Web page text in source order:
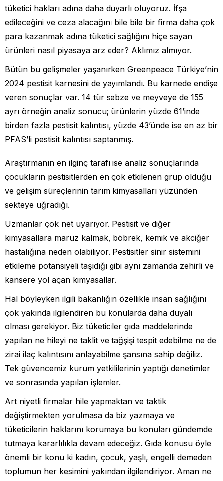
tüketici hakları adına daha duyarlı oluyoruz. İfşa
edileceğini ve ceza alacağını bile bile bir firma daha çok
para kazanmak adına tüketici sağlığını hiçe sayan
ürünleri nasıl piyasaya arz eder? Aklımız almıyor.
Bütün bu gelişmeler yaşanırken Greenpeace Türkiye’nin
2024 pestisit karnesini de yayımlandı. Bu karnede endişe
veren sonuçlar var. 14 tür sebze ve meyveye de 155
ayrı örneğin analiz sonucu; ürünlerin yüzde 61’inde
birden fazla pestisit kalıntısı, yüzde 43’ünde ise en az bir
PFAS’li pestisit kalıntısı saptanmış.
Araştırmanın en ilginç tarafı ise analiz sonuçlarında
çocukların pestisitlerden en çok etkilenen grup olduğu
ve gelişim süreçlerinin tarım kimyasalları yüzünden
sekteye uğradığı.
Uzmanlar çok net uyarıyor. Pestisit ve diğer
kimyasallara maruz kalmak, böbrek, kemik ve akciğer
hastalığına neden olabiliyor. Pestisitler sinir sistemini
etkileme potansiyeli taşıdığı gibi aynı zamanda zehirli ve
kansere yol açan kimyasallar.
Hal böyleyken ilgili bakanlığın özellikle insan sağlığını
çok yakında ilgilendiren bu konularda daha duyalı
olması gerekiyor. Biz tüketiciler gıda maddelerinde
yapılan ne hileyi ne taklit ve tağşişi tespit edebilme ne de
zirai ilaç kalıntısını anlayabilme şansına sahip değiliz.
Tek güvencemiz kurum yetkililerinin yaptığı denetimler
ve sonrasında yapılan işlemler.
Art niyetli firmalar hile yapmaktan ve taktik
değiştirmekten yorulmasa da biz yazmaya ve
tüketicilerin haklarını korumaya bu konuları gündemde
tutmaya kararlılıkla devam edeceğiz. Gıda konusu öyle
önemli bir konu ki kadın, çocuk, yaşlı, engelli demeden
toplumun her kesimini yakından ilgilendiriyor. Aman ne